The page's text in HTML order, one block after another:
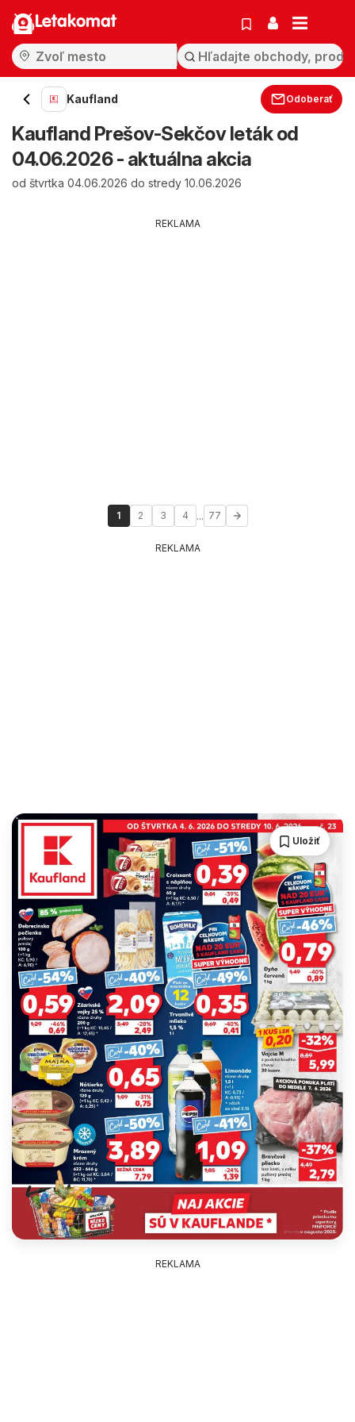
Letakomat
Kaufland Odoberať
Kaufland Prešov-Sekčov leták od
04.06.2026 - aktuálna akcia
od štvrtka 04.06.2026 do stredy 10.06.2026
REKLAMA
1 2 3 4 ... 77
REKLAMA
Uložiť
REKLAMA